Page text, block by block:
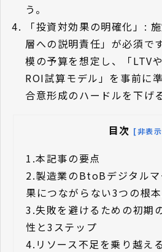
う。
「投資対効果の明確化」:
層への説明責任」が必須で
模の予算を想定し、「LTV
ROI試算モデル」を事前に
合意形成のハードルを下げ
目次 [非表
1.本記事の要点
2.製造業のBtoBデジタル
果につながらない3つの根
3.失敗を避けるための初期
性と3ステップ
4. リソース不足を乗り越え